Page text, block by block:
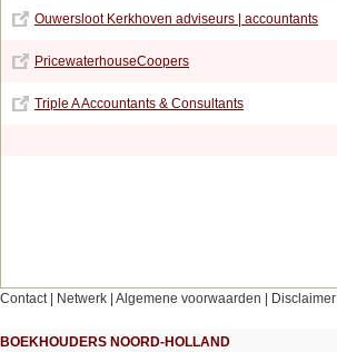
Ouwersloot Kerkhoven adviseurs | accountants
PricewaterhouseCoopers
Triple A Accountants & Consultants
Contact| Netwerk Algemene voorwaarden Disclaimer
BOEKHOUDERS NOORD-HOLLAND